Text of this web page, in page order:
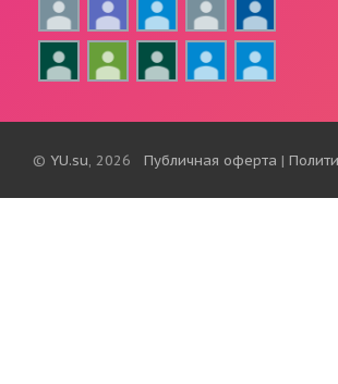
© YU.su, 2026 Публичная оферта |